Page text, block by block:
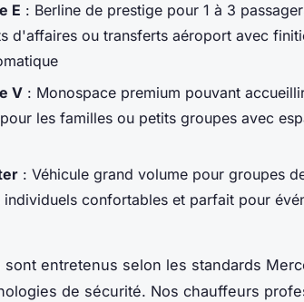
E : Berline de prestige pour 1 à 3
d'affaires ou transferts aéroport avec
V : Monospace premium pouvant
les familles ou petits groupes avec
: Véhicule grand volume pour groupes
confortables et parfait pour
entretenus selon les standards
de sécurité. Nos chauffeurs